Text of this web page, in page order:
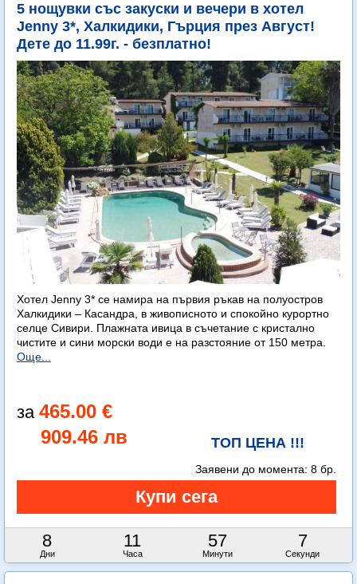
5 нощувки със закуски и вечери в хотел
Jenny 3*, Халкидики, Гърция през Август!
Дете до 11.99г. - безплатно!
Хотел Jenny 3* се намира на първия ръкав на полуостров
Халкидики – Касандра, в живописното и спокойно курортно
селце Сивири. Плажната ивица в съчетание с кристално
чистите и сини морски води е на разстояние от 150 метра.
Още...
465.00 €
909.46 лв
ТОП ЦЕНА !!!
8
Дни
11
Часа
57
Минути
6
Секунди
Заявени до момента: 8 бр.